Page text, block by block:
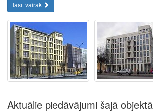
lasīt vairāk
Aktuālie piedāvājumi šajā objektā